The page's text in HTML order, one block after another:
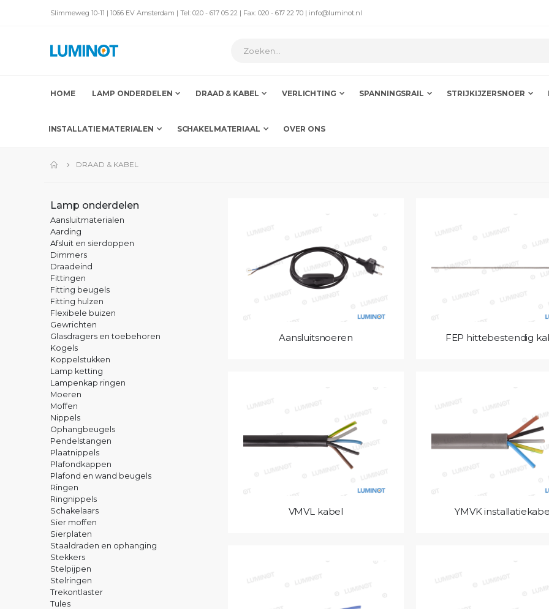
Slimmeweg 10-11 | 1066 EV Amsterdam | Tel: 020 - 617 05 22 | Fax: 020 - 617 22 70 | info@luminot.nl
HOME LAMP ONDERDELEN DRAAD & KABEL VERLICHTING SPANNINGSRAIL STRIJKIJZERSNOER
INSTALLATIE MATERIALEN SCHAKELMATERIAAL OVER ONS
DRAAD & KABEL
Aansluitsnoeren FEP hittebestendig
VMVL kabel YMVK
Lamp onderdelen
Aansluitmaterialen
Aarding
Afsluit en sierdoppen
Dimmers
Draadeind
Fittingen
Fitting beugels
Fitting hulzen
Flexibele buizen
Gewrichten
Glasdragers en toebehoren
Kogels
Koppelstukken
Lamp ketting
Lampenkap ringen
Moeren
Moffen
Nippels
Ophangbeugels
Pendelstangen
Plaatnippels
Plafondkappen
Plafond en wand beugels
Ringen
Ringnippels
Schakelaars
Sier moffen
Sierplaten
Staaldraden en ophanging
Stekkers
Stelpijpen
Stelringen
Trekontlaster
Tules